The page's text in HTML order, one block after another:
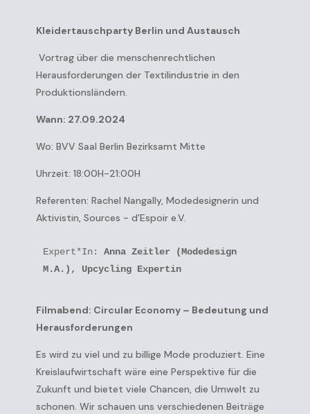
Kleidertauschparty Berlin und Austausch
Vortrag über die menschenrechtlichen
Herausforderungen der Textilindustrie in den
Produktionsländern.
Wann: 27.09.2024
Wo: BVV Saal Berlin Bezirksamt Mitte
Uhrzeit: 18:00H-21:00H
Referenten: Rachel Nangally, Modedesignerin und
Aktivistin, Sources - d’Espoir e.V.
Expert*In: Anna Zeitler (Modedesign
M.A.), Upcycling Expertin
Filmabend: Circular Economy – Bedeutung und
Herausforderungen
Es wird zu viel und zu billige Mode produziert. Eine
Kreislaufwirtschaft wäre eine Perspektive für die
Zukunft und bietet viele Chancen, die Umwelt zu
schonen. Wir schauen uns verschiedenen Beiträge